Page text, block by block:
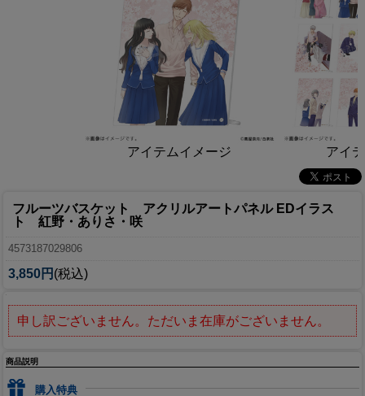
アイテムイメージ アイ
フルーツバスケット アクリルアートパネル EDイラス
ト 紅野・ありさ・咲
4573187029806
3,850円 (税込)
申し訳ございません。ただいま在庫がございません。
商品説明
購入特典